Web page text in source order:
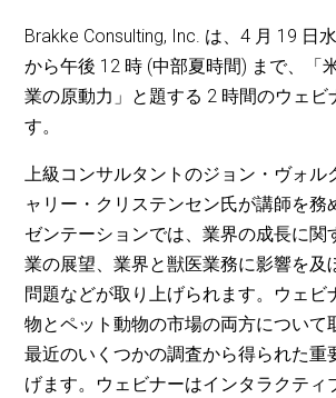
Brakke Consulting, Inc. は、4 月 19 日
から午後 12 時 (中部夏時間) まで、「
業の原動力」と題する 2 時間のウェビ
す。
上級コンサルタントのジョン・ヴォル
ャリー・クリステンセン氏が講師を務
ゼンテーションでは、業界の成長に関
業の展望、業界と獣医業務に影響を及
問題などが取り上げられます。ウェビ
物とペット動物の市場の両方について
最近のいくつかの調査から得られた重
げます。ウェビナーはインタラクティ